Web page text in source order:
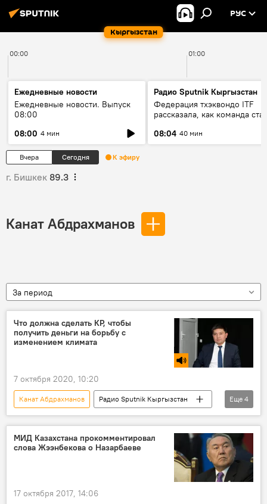
Кыргызстан
РУС
00:00 01:00
Ежедневные новости
Ежедневные новости. Выпуск
08:00
08:00 4 мин
Радио Sputnik Кыргызстан
Федерация тхэквондо ITF
рассказала, как команда
08:04 40 мин
Вчера Сегодня К эфиру
г. Бишкек 89.3
Канат Абдрахманов
За период
Что должна сделать КР, чтобы
получить деньги на борьбу с
изменением климата
7 октября 2020, 10:20
Канат Абдрахманов
Радио Sputnik Кыргызстан
Общество
Кыргызстан
экология
климат
Еще 4
МИД Казахстана прокомментировал
слова Жээнбекова о Назарбаеве
17 октября 2017, 14:06